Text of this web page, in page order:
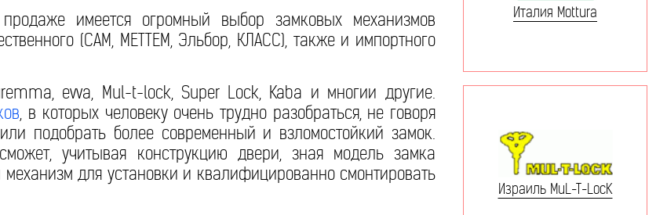
имеется огромный выбор замковых механизмов
(САМ, МЕТТЕМ, Эльбор, КЛАСС), также и импортного
evva, Mul-t-lock, Super Lock, Kaba и многии другие.
, в которых человеку очень трудно разобраться, не говоря
подобрать более современный и взломостойкий замок.
учитывая конструкцию двери, зная модель замка
для установки и квалифицированно смонтировать
Италия Mottura
Израиль MuL-T-LocK